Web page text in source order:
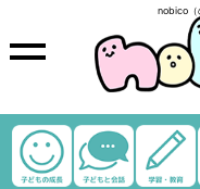
nobico（